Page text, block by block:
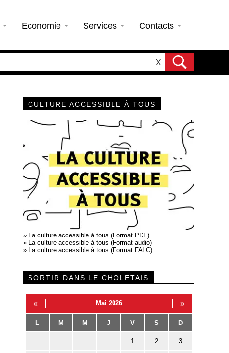
Economie Services Contacts
X
CULTURE ACCESSIBLE À TOUS
» La culture accessible à tous (Format PDF)
» La culture accessible à tous (Format audio)
» La culture accessible à tous (Format FALC)
SORTIR DANS LE CHOLETAIS
« Mai 2026 »
L M M J V S D
1 2 3